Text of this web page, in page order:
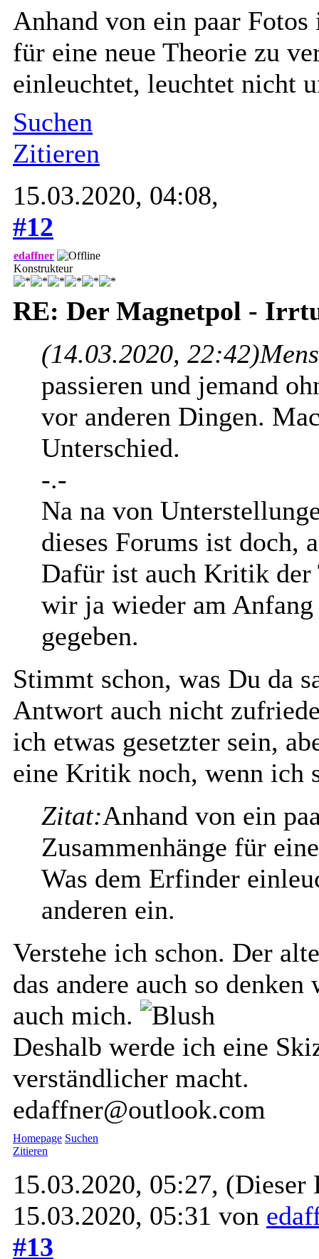
Anhand von ein paar
für eine neue Theorie zu
einleuchtet, leuchtet nicht
Suchen
Zitieren
15.03.2020, 04:08,
#12
edaffner
Konstrukteur
RE: Der Magnetpol -
(14.03.2020, 22:42)
passieren und jemand
vor anderen Dingen.
Unterschied.
-.-
Na na von
dieses Forums ist doch,
Dafür ist auch Kritik der
wir ja wieder am
gegeben.
Stimmt schon, was Du da
Antwort auch nicht
ich etwas gesetzter sein,
eine Kritik noch, wenn ich
Zitat:Anhand von ein
Zusammenhänge für
Was dem Erfinder
anderen ein.
Verstehe ich schon. Der
das andere auch so
auch mich.
Deshalb werde ich eine
verständlicher macht.
edaffner@outlook.com
Homepage Suchen
Zitieren
15.03.2020, 05:27, (Dieser
15.03.2020, 05:31 von
#13